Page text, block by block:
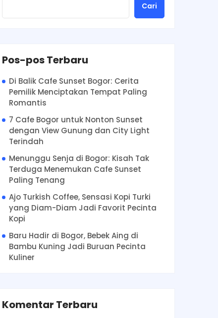
Cari
Pos-pos Terbaru
Di Balik Cafe Sunset Bogor: Cerita
Pemilik Menciptakan Tempat Paling
Romantis
7 Cafe Bogor untuk Nonton Sunset
dengan View Gunung dan City Light
Terindah
Menunggu Senja di Bogor: Kisah Tak
Terduga Menemukan Cafe Sunset
Paling Tenang
Ajo Turkish Coffee, Sensasi Kopi Turki
yang Diam-Diam Jadi Favorit Pecinta
Kopi
Baru Hadir di Bogor, Bebek Aing di
Bambu Kuning Jadi Buruan Pecinta
Kuliner
Komentar Terbaru